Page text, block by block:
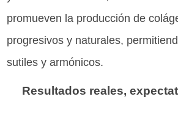
promueven la producción de
progresivos y naturales,
sutiles y armónicos.
Resultados reales,